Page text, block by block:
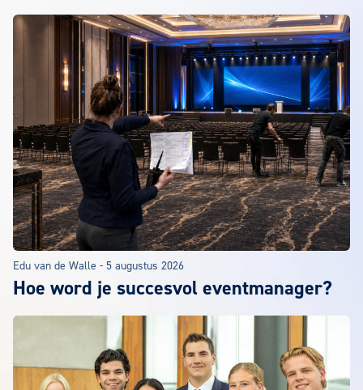
Edu van de Walle - 5 augustus 2026
Hoe word je succesvol eventmanager?